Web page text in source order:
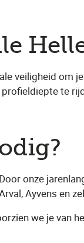
veiligheid om
te
onze
Ayvens en
we je van